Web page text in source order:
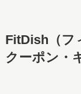
FitDish（フ
クーポン・